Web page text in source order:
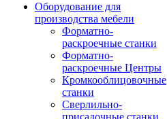
Оборудование для
производства мебели
Форматно-
раскроечные станки
Форматно-
раскроечные Центры
Кромкооблицовочные
станки
Сверлильно-
присадочные станки